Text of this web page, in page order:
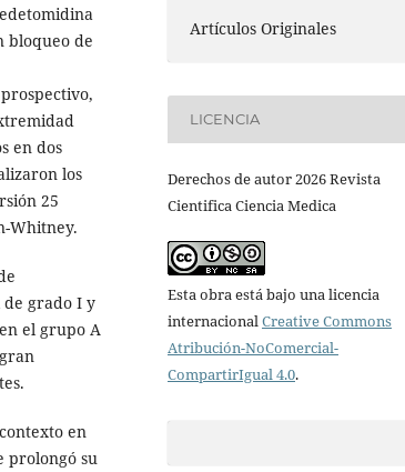
bloqueo de
en dos
los
25
Whitney.
grado I y
el grupo A
en
prolongó su
Artículos Originales
LICENCIA
Derechos de autor 2026 Revista
Cientifica Ciencia Medica
Esta obra está bajo una licencia
internacional Creative Commons
Atribución-NoComercial-
CompartirIgual 4.0.